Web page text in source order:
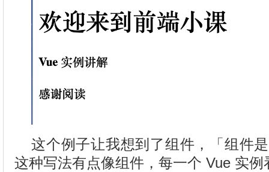
这个例子让我想到了组件，「组件
这种写法有点像组件，每一个 Vue 实